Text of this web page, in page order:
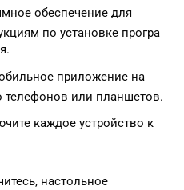
обеспечение для
по установке програ
приложение на
телефонов или планшетов.
каждое устройство к
настольное